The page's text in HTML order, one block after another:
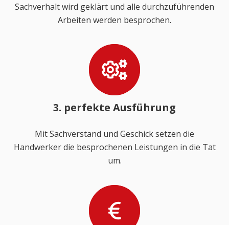
Sachverhalt wird geklärt und alle durchzuführenden
Arbeiten werden besprochen.
3. perfekte Ausführung
Mit Sachverstand und Geschick setzen die
Handwerker die besprochenen Leistungen in die Tat
um.